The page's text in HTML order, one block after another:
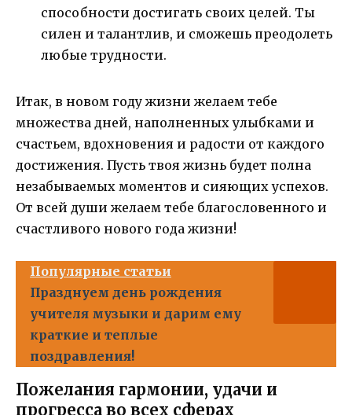
способности достигать своих целей. Ты
силен и талантлив, и сможешь преодолеть
любые трудности.
Итак, в новом году жизни желаем тебе
множества дней, наполненных улыбками и
счастьем, вдохновения и радости от каждого
достижения. Пусть твоя жизнь будет полна
незабываемых моментов и сияющих успехов.
От всей души желаем тебе благословенного и
счастливого нового года жизни!
Популярные статьи
Празднуем день рождения
учителя музыки и дарим ему
краткие и теплые
поздравления!
Пожелания гармонии, удачи и
прогресса во всех сферах